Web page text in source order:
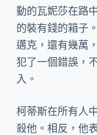
動的瓦妮莎在路
的裝有錢的箱子
邁克，還有幾萬
犯了一個錯誤，
入。
柯蒂斯在所有人
殺他。相反，他